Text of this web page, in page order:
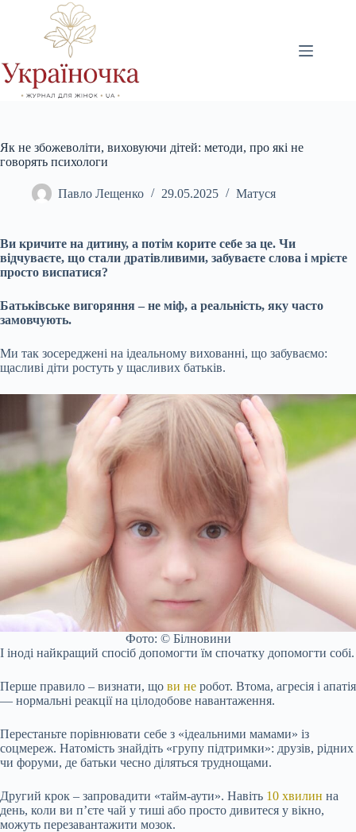
Як не збожеволіти, виховуючи дітей: методи, про які не
говорять психологи
Павло Лещенко 29.05.2025 Матуся
Ви кричите на дитину, а потім корите себе за це. Чи
відчуваєте, що стали дратівливими, забуваєте слова і мрієте
просто виспатися?
Батьківське вигоряння – не міф, а реальність, яку часто
замовчують.
Ми так зосереджені на ідеальному вихованні, що забуваємо:
щасливі діти ростуть у щасливих батьків.
Фото: © Білновини
І іноді найкращий спосіб допомогти їм спочатку допомогти собі.
Перше правило – визнати, що ви не робот. Втома, агресія і апатія
— нормальні реакції на цілодобове навантаження.
Перестаньте порівнювати себе з «ідеальними мамами» із
соцмереж. Натомість знайдіть «групу підтримки»: друзів, рідних
чи форуми, де батьки чесно діляться труднощами.
Другий крок – запровадити «тайм-аути». Навіть 10 хвилин на
день, коли ви п’єте чай у тиші або просто дивитеся у вікно,
можуть перезавантажити мозок.